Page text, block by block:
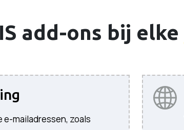
add-ons bij elke
mailadressen, zoals